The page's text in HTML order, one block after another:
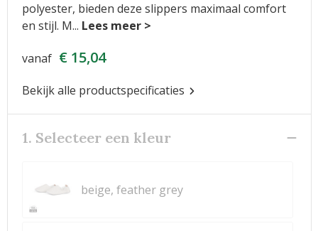
polyester, bieden deze slippers maximaal comfort
en stijl. M...
vanaf € 15,04
Bekijk alle productspecificaties
1. Selecteer een kleur
beige, feather grey